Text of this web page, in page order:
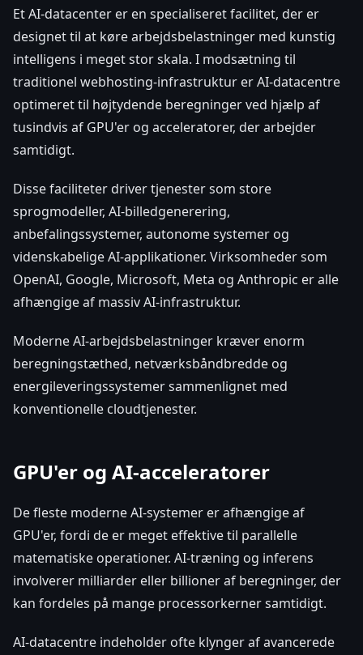
Et AI-datacenter er en specialiseret facilitet, der er
designet til at køre arbejdsbelastninger med kunstig
intelligens i meget stor skala. I modsætning til
traditionel webhosting-infrastruktur er AI-datacentre
optimeret til højtydende beregninger ved hjælp af
tusindvis af GPU'er og acceleratorer, der arbejder
samtidigt.
Disse faciliteter driver tjenester som store
sprogmodeller, AI-billedgenerering,
anbefalingssystemer, autonome systemer og
videnskabelige AI-applikationer. Virksomheder som
OpenAI, Google, Microsoft, Meta og Anthropic er alle
afhængige af massiv AI-infrastruktur.
Moderne AI-arbejdsbelastninger kræver enorm
beregningstæthed, netværksbåndbredde og
energileveringssystemer sammenlignet med
konventionelle cloudtjenester.
GPU'er og AI-acceleratorer
De fleste moderne AI-systemer er afhængige af
GPU'er, fordi de er meget effektive til parallelle
matematiske operationer. AI-træning og inferens
involverer milliarder eller billioner af beregninger, der
kan fordeles på mange processorkerner samtidigt.
AI-datacentre indeholder ofte klynger af avancerede